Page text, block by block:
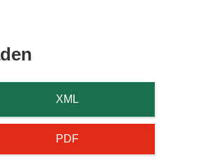
der
Seite
herunterladen
XML
PDF